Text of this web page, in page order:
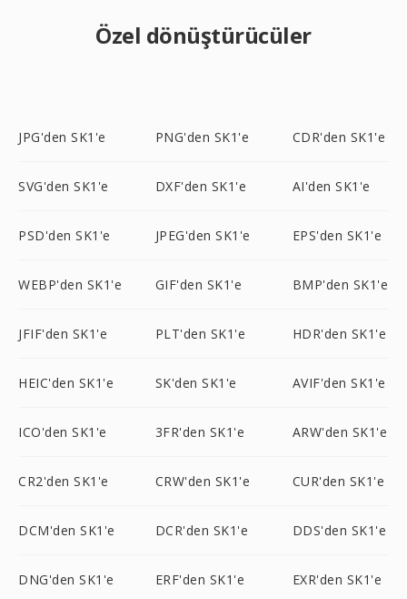
Özel dönüştürücüler
JPG'den SK1'e PNG'den SK1'e CDR'den SK1'e
SVG'den SK1'e DXF'den SK1'e AI'den SK1'e
PSD'den SK1'e JPEG'den SK1'e EPS'den SK1'e
WEBP'den SK1'e GIF'den SK1'e BMP'den SK1'e
JFIF'den SK1'e PLT'den SK1'e HDR'den SK1'e
HEIC'den SK1'e SK'den SK1'e AVIF'den SK1'e
ICO'den SK1'e 3FR'den SK1'e ARW'den SK1'e
CR2'den SK1'e CRW'den SK1'e CUR'den SK1'e
DCM'den SK1'e DCR'den SK1'e DDS'den SK1'e
DNG'den SK1'e ERF'den SK1'e EXR'den SK1'e